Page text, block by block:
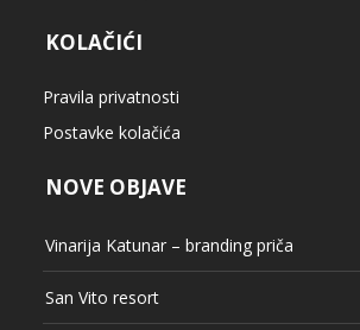
KOLAČIĆI
Pravila privatnosti
Postavke kolačića
NOVE OBJAVE
Vinarija Katunar – branding priča
San Vito resort